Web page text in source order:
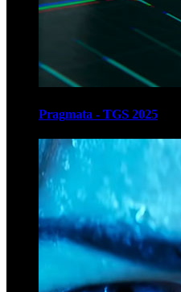
Pragmata - TGS 2025